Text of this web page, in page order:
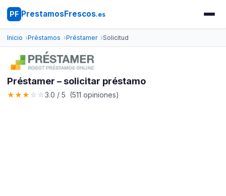
PF PrestamosFrescos.es
Inicio Préstamos Préstamer Solicitud
Préstamer – solicitar préstamo
★★★ ☆ ☆3.0 / 5 (511 opiniones)